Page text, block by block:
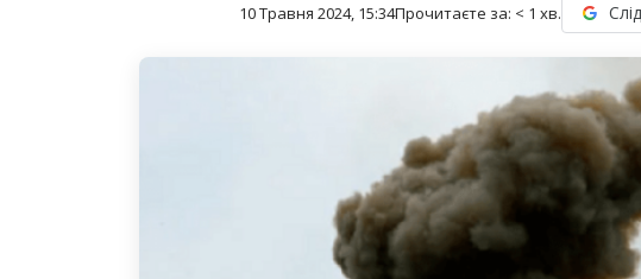
10 Травня 2024, 15:34Прочитаєте за: < 1 хв.